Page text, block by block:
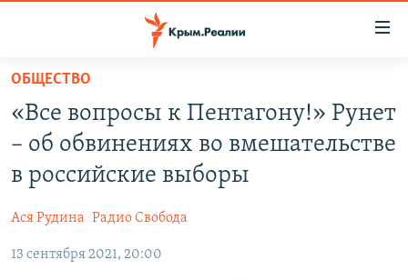
Вернуться
основному
содержанию
главной
навигации
Вернутся
СПЕЦПРОЕКТЫ
11 ЛЕТ ОККУПАЦИИ КРЫМА. 11 ИСТОРИЙ СОПРОТИВЛЕНИЯ
ЕЩЕ
ИНТЕРАКТИВ
РАДІО СВОБОДА
ОБЩЕСТВО
«Все вопросы к Пентагону!» Рунет
– об обвинениях во вмешательстве
в российские выборы
Ася Рудина Радио Свобода
13 сентября 2021, 20:00